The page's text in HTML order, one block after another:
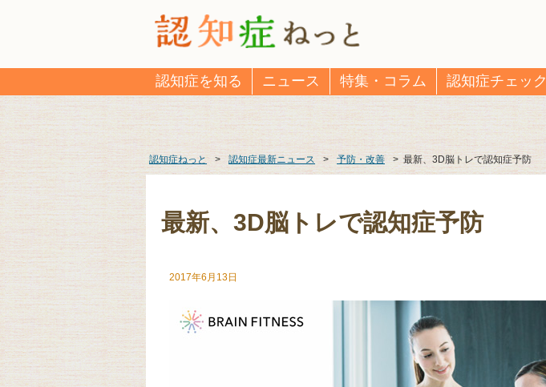
認知症を知る ニュース 特集・コラム 認知症チェック
認知症ねっと > 認知症最新ニュース > 予防・改善 > 最新、3D脳トレで認知症予防
最新、3D脳トレで認知症予防
2017年6月13日